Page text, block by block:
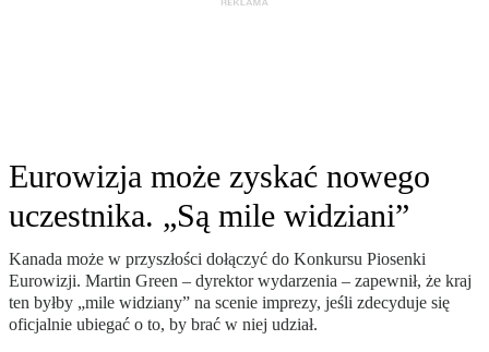
Eurowizja może zyskać nowego
uczestnika. „Są mile widziani”
Kanada może w przyszłości dołączyć do Konkursu Piosenki
Eurowizji. Martin Green – dyrektor wydarzenia – zapewnił, że kraj
ten byłby „mile widziany” na scenie imprezy, jeśli zdecyduje się
oficjalnie ubiegać o to, by brać w niej udział.